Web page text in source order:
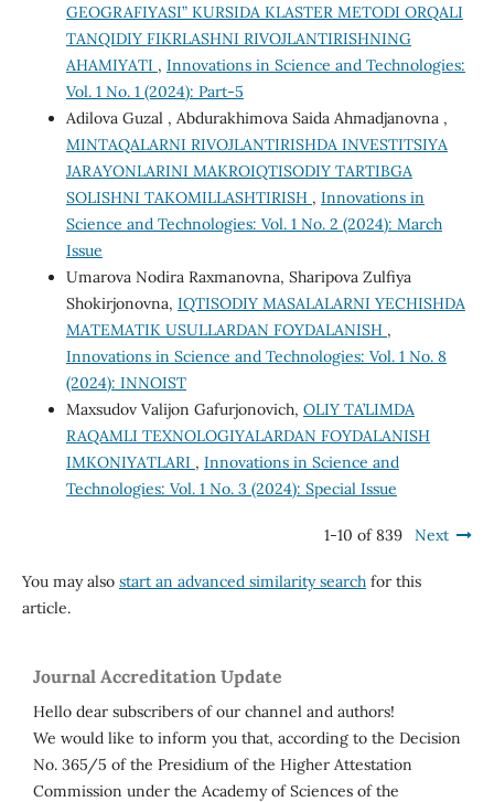
GEOGRAFIYASI” KURSIDA KLASTER METODI ORQALI
TANQIDIY FIKRLASHNI RIVOJLANTIRISHNING
AHAMIYATI , Innovations in Science and Technologies:
Vol. 1 No. 1 (2024): Part-5
Adilova Guzal , Abdurakhimova Saida Ahmadjanovna ,
MINTAQALARNI RIVOJLANTIRISHDA INVЕSTITSIYA
JARAYONLARINI MAKROIQTISODIY TARTIBGA
SOLISHNI TAKOMILLASHTIRISH , Innovations in
Science and Technologies: Vol. 1 No. 2 (2024): March
Issue
Umarova Nodira Raxmanovna, Sharipova Zulfiya
Shokirjonovna, IQTISODIY MASALALARNI YECHISHDA
MATEMATIK USULLARDAN FOYDALANISH ,
Innovations in Science and Technologies: Vol. 1 No. 8
(2024): INNOIST
Maxsudov Valijon Gafurjonovich, OLIY TA’LIMDA
RAQAMLI TEXNOLOGIYALARDAN FOYDALANISH
IMKONIYATLARI , Innovations in Science and
Technologies: Vol. 1 No. 3 (2024): Special Issue
1-10 of 839 Next
You may also start an advanced similarity searchfor this
article.
Journal Accreditation Update
Hello dear subscribers of our channel and authors!
We would like to inform you that, according to the Decision
No. 365/5 of the Presidium of the Higher Attestation
Commission under the Academy of Sciences of the